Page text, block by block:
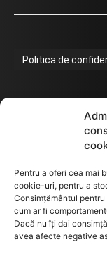
Pentru a oferi cea mai
cookie-uri, pentru a
Consimțământul
cum ar fi
Dacă nu îți dai
avea afecte negative
Politica de
Termeni de
GDPR